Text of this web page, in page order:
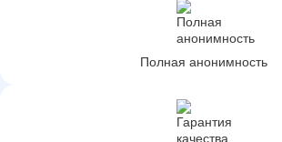
Полная анонимность